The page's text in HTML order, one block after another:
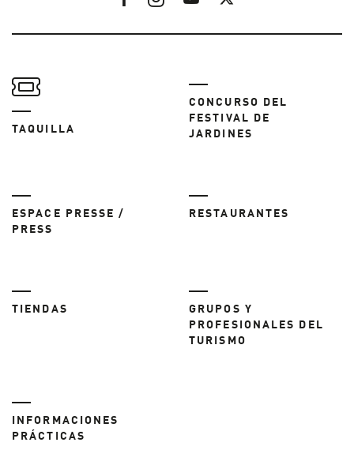
TAQUILLA
CONCURSO DEL
FESTIVAL DE
JARDINES
ESPACE PRESSE /
PRESS
RESTAURANTES
TIENDAS
GRUPOS Y
PROFESIONALES DEL
TURISMO
INFORMACIONES
PRÁCTICAS